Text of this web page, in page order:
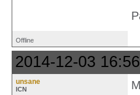
Offline
2014-12-03
unsane
ICN